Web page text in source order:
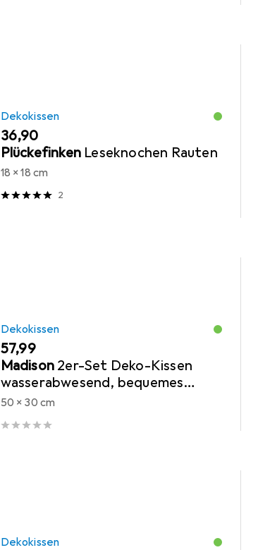
Dekokissen
EUR
36,90
Plückefinken Leseknochen Rauten
18 x 18 cm
2
Dekokissen
EUR
57,99
Madison 2er-Set Deko-Kissen
wasserabwesend, bequemes
Outdoorkissen, beige, 50 x 30 x 10
cm
50 x 30 cm
Dekokissen